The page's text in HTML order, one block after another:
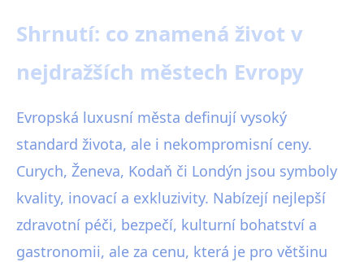
Shrnutí: co znamená život v
nejdražších městech Evropy
Evropská luxusní města definují vysoký
standard života, ale i nekompromisní ceny.
Curych, Ženeva, Kodaň či Londýn jsou symboly
kvality, inovací a exkluzivity. Nabízejí nejlepší
zdravotní péči, bezpečí, kulturní bohatství a
gastronomii, ale za cenu, která je pro většinu